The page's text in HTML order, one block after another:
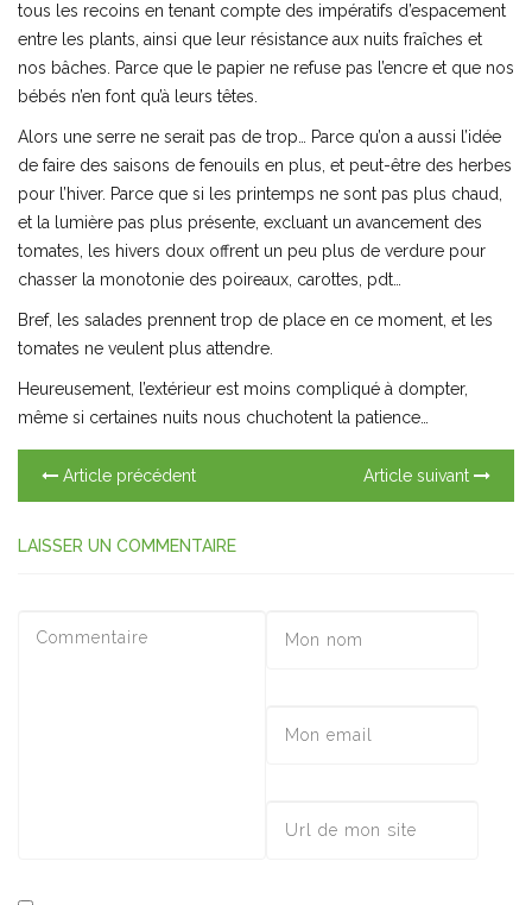
tous les recoins en tenant compte des impératifs d’espacement
entre les plants, ainsi que leur résistance aux nuits fraîches et
nos bâches. Parce que le papier ne refuse pas l’encre et que nos
bébés n’en font qu’à leurs têtes.
Alors une serre ne serait pas de trop… Parce qu’on a aussi l’idée
de faire des saisons de fenouils en plus, et peut-être des herbes
pour l’hiver. Parce que si les printemps ne sont pas plus chaud,
et la lumière pas plus présente, excluant un avancement des
tomates, les hivers doux offrent un peu plus de verdure pour
chasser la monotonie des poireaux, carottes, pdt…
Bref, les salades prennent trop de place en ce moment, et les
tomates ne veulent plus attendre.
Heureusement, l’extérieur est moins compliqué à dompter,
même si certaines nuits nous chuchotent la patience…
Article précédent Article suivant
LAISSER UN COMMENTAIRE